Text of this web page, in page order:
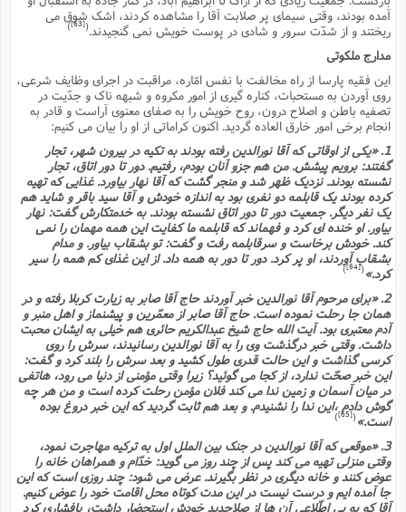
آمده بودند، وقتى سیماى پر صلابت آقا را مشاهده کردند، اشک شوق مى
ریختند و از شدّت سرور و شادى در پوست خویش نمى گنجیدند. [63]
)
مدارج ملکوتى
این فقیه پارسا از راه مخالفت با نفس امّاره، مراقبت در اجراى وظایف شرعى،
روى آوردن به مستحبات، کناره گیرى از امور مکروه و شبهه ناک و جدّیت در
تصفیه باطن و اصلاح درون، روح خویش را به صفاى معنوى آراست و قادر به
انجام برخى امور خارق العاده گردید. اکنون کراماتى از او را بیان مى کنیم:
1. «یکى از اوقاتى که آقا نورالدین رفته بودند به تکیه در بیرون شهر، تجار
گفتند: برویم پیشش. من هم جزو آنان بودم، رفتیم. دور تا دور اتاق، تجار
نشسته بودند. نزدیک ظهر شد و منجر گشت که آقا نهار بیاورد. غذایى که تهیه
کرده بودند یک قابلمه دو نفرى بود به اندازه خودش و آقا سید باقر و شاید هم
یک نفر دیگر. جمعیت دور تا دور اتاق نشسته بودند. به خدمتکارش گفت: نهار
بیاور. او خنده اى کرد و فهماند که قابلمه ما کفایت این همه مهمان را نمى
کند. خودش برخاست و سرقابلمه رفت و گفت: تو بشقاب بیاور. و مدام
بشقاب آوردند، او پر کرد. دور تا دور به همه داد. از این غذاى کم همه را سیر
کرد.»(
[64]
)
2. «براى مرحوم آقا نورالدین خبر آوردند حاج آقا صابر به زیارت کربلا رفته و در
همان جا رحلت نموده است. حاج آقا صابر از معمّرین و پیشنماز و اهل منبر و
آدم معتبرى بود. آیت الله حاج شیخ عبدالکریم حائرى هم خیلى به ایشان محبت
داشت. وقتى خبر درگذشت وى را به آقا نورالدین رسانیدند، سرش را روى
کرسى گذاشت و این حالت قدرى طول کشید و بعد سرش را بلند کرد و گفت:
این خبر صحّت ندارد، از کجا مى گوئید؟ زیرا وقتى مؤمنى از دنیا مى رود، هاتفى
در میان آسمان و زمین ندا مى کند فلان مؤمن رحلت کرده است و من هر چه
گوش دادم ،این ندا را نشنیدم. و بعد هم ثابت گردید که این خبر دروغ بوده
است.»(
[65]
)
3. «موقعى که آقا نورالدین در جنگ بین الملل اول به ترکیه مهاجرت نمود،
وقتى منزلى تهیه مى کند پس از چند روز مى گوید: خدّام و همراهان خانه را
عوض کنند و خانه دیگرى در نظر بگیرند. عرض مى شود: چند روزى است که این
جا آمده ایم و درست نیست در این مدت کوتاه محل اقامت خود را عوض کنیم.
آقا که به بى اطّلاعى آن ها از صلاحدید خودش استحضار داشت، پافشارى کرد